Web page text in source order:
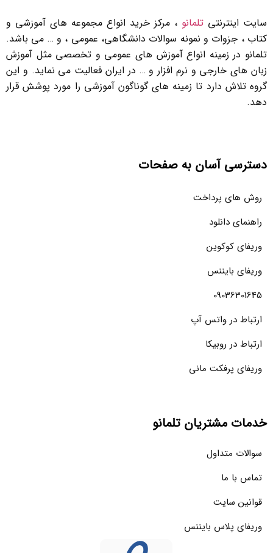
سایت اینترنتی تلمانو ، مرکز خرید انواع مجموعه های آموزشی و
کتاب ، جزوات و نمونه سوالات دانشگاهی، عمومی ، و … می باشد.
تلمانو در زمینه انواع آموزش های عمومی و تخصصی مثل آموزش
زبان های خارجی و نرم افزار و … در ایران فعالیت می نماید. و این
گروه تلاش دارد تا زمینه های گوناگون آموزشی را مورد پوشش قرار
دهد.
دسترسی آسان به صفحات
روش های پرداخت
راهنمای دانلود
وریفای کوکوین
وریفای بایننس
09036301645
ارتباط در واتس آپ
ارتباط در روبیکا
وریفای پرفکت مانی
خدمات مشتریان تلمانو
سوالات متداول
تماس با ما
قوانین سایت
وریفای پلاس بایننس